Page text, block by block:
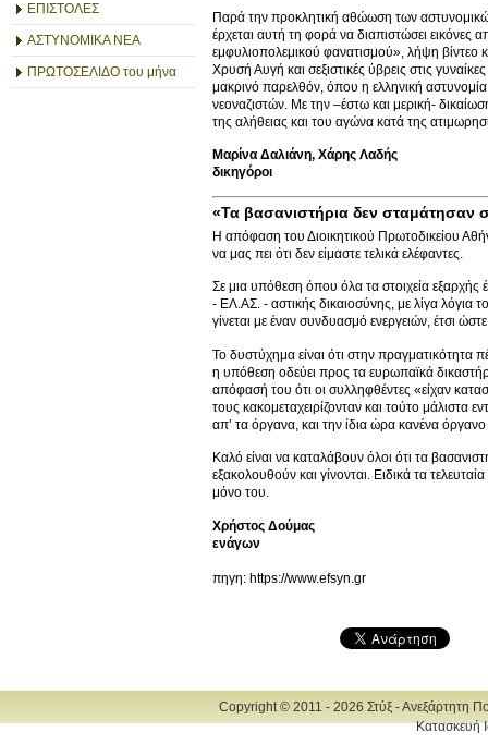
ΕΠΙΣΤΟΛΕΣ
ΑΣΤΥΝΟΜΙΚΑ ΝΕΑ
ΠΡΩΤΟΣΕΛΙΔΟ του μήνα
Παρά την προκλητική αθώωση των
έρχεται αυτή τη φορά να διαπιστώσει εικόνες
εμφυλιοπολεμικού φανατισμού», λήψη
Χρυσή Αυγή και σεξιστικές ύβρεις στις
μακρινό παρελθόν, όπου η ελληνική
νεοναζιστών. Με την –έστω και μερική-
της αλήθειας και του αγώνα κατά της
Μαρίνα Δαλιάνη, Χάρης Λαδής
δικηγόροι
«Τα βασανιστήρια δεν σταμάτησαν
Η απόφαση του Διοικητικού Πρωτοδικείου
να μας πει ότι δεν είμαστε τελικά ελέφαντες.
Σε μια υπόθεση όπου όλα τα στοιχεία εξαρχής
- ΕΛ.ΑΣ. - αστικής δικαιοσύνης, με λίγα λόγια
γίνεται με έναν συνδυασμό ενεργειών, έτσι
Το δυστύχημα είναι ότι στην πραγματικότητα
η υπόθεση οδεύει προς τα ευρωπαϊκά
απόφασή του ότι οι συλληφθέντες «είχαν
τους κακομεταχειρίζονταν και τούτο μάλιστα
απ’ τα όργανα, και την ίδια ώρα κανένα
Καλό είναι να καταλάβουν όλοι ότι τα
εξακολουθούν και γίνονται. Ειδικά τα
μόνο του.
Χρήστος Δούμας
ενάγων
πηγη: https://www.efsyn.gr
Copyright © 2011 - 2026 Στύξ - Ανεξάρτητη
Κατασκευή